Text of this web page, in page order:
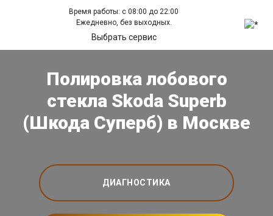
Время работы: с 08:00 до 22:00
Ежедневно, без выходных.
Выбрать сервис
Полировка лобового
стекла Skoda Superb
(Шкода Суперб) в Москве
ДИАГНОСТИКА